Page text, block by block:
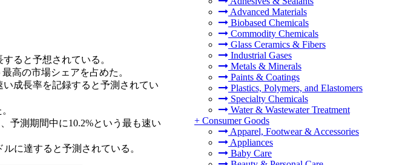
Advanced Materials
Biobased Chemicals
Commodity Chemicals
Glass Ceramics & Fibers
Industrial Gases
Metals & Minerals
Paints & Coatings
Plastics, Polymers, and Elastomers
Specialty Chemicals
Water & Wastewater Treatment
+ Consumer Goods
Apparel, Footwear & Accessories
Appliances
Baby Care
ると予想されている。
高の市場シェアを占めた。
成長率を記録すると予測されてい
予測期間中に10.2%という最も速い
に達すると予測されている。